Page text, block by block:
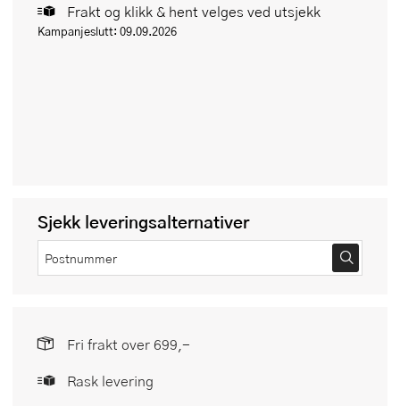
Frakt og klikk & hent velges ved utsjekk
Kampanjeslutt: 09.09.2026
Sjekk leveringsalternativer
Fri frakt over 699,-
Rask levering